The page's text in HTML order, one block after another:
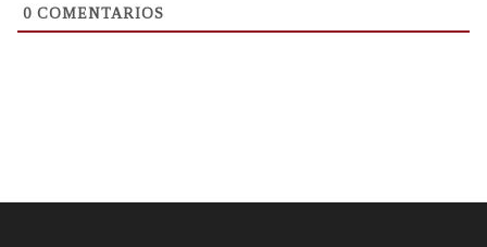
0 COMENTARIOS